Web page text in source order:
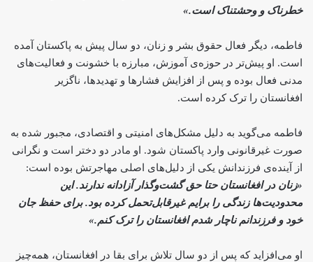
خطرناک و وحشتناک است.»
فاطمه، دیگر فعال حقوق بشر و زنان، دو سال پیش به پاکستان آمده
است. او پیش‌تر در حوزه‌ی آموزش، مبارزه با خشونت و فعالیت‌های
مدنی فعال بوده و پس از افزایش فشارها و تهدیدها، ناگزیر
افغانستان را ترک کرده است.
فاطمه می‌گوید به دلیل مشکل‌های امنیتی و اقتصادی، مجبور شده به‌
صورت غیرقانونی وارد پاکستان شود. او مادر دو دختر است و نگرانی
از آینده‌ی فرزندانش یکی از دلیل‌های اصلی مهاجرتش بوده است:
«زنان در افغانستان حتا حق گشت‌وگذار آزادانه ندارند. این
محدودیت‌ها زندگی را برایم غیرقابل‌تحمل کرده بود. برای حفظ جان
خود و فرزندانم ناچار شدم افغانستان را ترک کنم.»
او می‌افزاید که پس از دو سال تلاش برای بقا در افغانستان، همه‌چیز